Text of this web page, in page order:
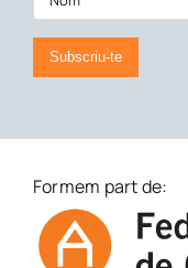
Subscriu-te
Formem part de: